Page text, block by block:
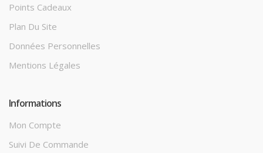
Points Cadeaux
Plan Du Site
Données Personnelles
Mentions Légales
Informations
Mon Compte
Suivi De Commande